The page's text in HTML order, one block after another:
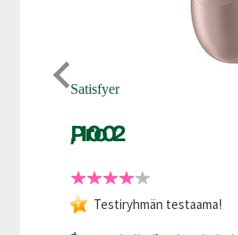
100
Satisfyer
Pro 2
Testiryhmän testaama!